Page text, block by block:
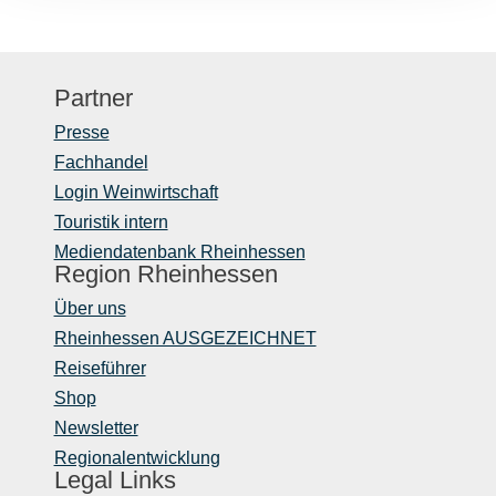
Partner
Presse
Fachhandel
Login Weinwirtschaft
Touristik intern
Mediendatenbank Rheinhessen
Region Rheinhessen
Über uns
Rheinhessen AUSGEZEICHNET
Reiseführer
Shop
Newsletter
Regionalentwicklung
Legal Links